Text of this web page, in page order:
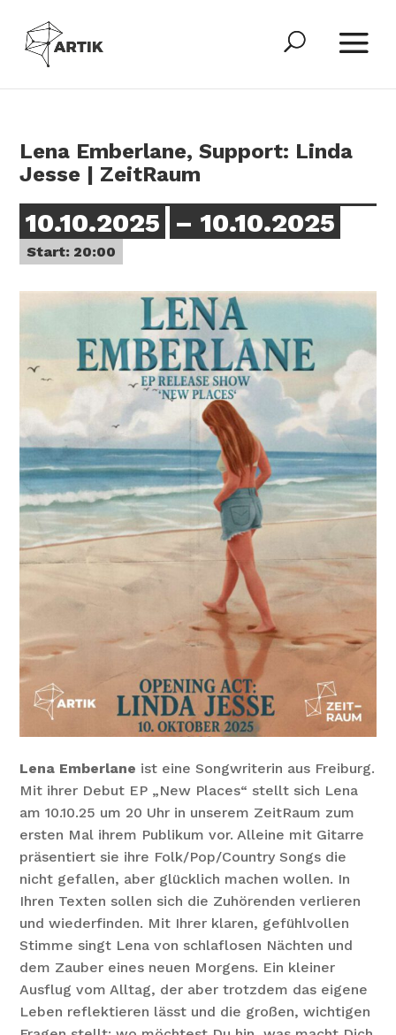
Lena Emberlane, Support: Linda
Jesse | ZeitRaum
10.10.2025 – 10.10.2025
Start: 20:00
Lena Emberlane ist eine Songwriterin aus Freiburg.
Mit ihrer Debut EP „New Places“ stellt sich Lena
am 10.10.25 um 20 Uhr in unserem ZeitRaum zum
ersten Mal ihrem Publikum vor. Alleine mit Gitarre
präsentiert sie ihre Folk/Pop/Country Songs die
nicht gefallen, aber glücklich machen wollen. In
Ihren Texten sollen sich die Zuhörenden verlieren
und wiederfinden. Mit Ihrer klaren, gefühlvollen
Stimme singt Lena von schlaflosen Nächten und
dem Zauber eines neuen Morgens. Ein kleiner
Ausflug vom Alltag, der aber trotzdem das eigene
Leben reflektieren lässt und die großen, wichtigen